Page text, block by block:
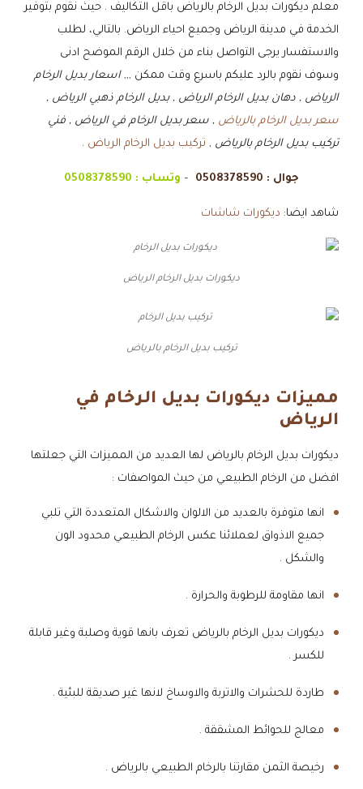
معلم ديكورات بديل الرخام بالرياض باقل التكاليف . حيث نقوم بتوفير
الخدمة في مدينة الرياض وجميع احياء الرياض. بالتالي، لطلب
والاستفسار يرجى التواصل بناء من خلال الرقم الموضح ادنى
وسوف نقوم بالرد عليكم باسرع وقت ممكن ,,, اسعار بديل الرخام
الرياض , دهان بديل الرخام الرياض , بديل الرخام ذهبي الرياض ,
سعر بديل الرخام بالرياض , سعر بديل الرخام في الرياض , فني
تركيب بديل الرخام بالرياض , تركيب بديل الرخام الرياض .
جوال : 0508378590
– وتساب : 0508378590
شاهد ايضا: ديكورات شاشات
ديكورات بديل الرخام الرياض
تركيب بديل الرخام بالرياض
مميزات ديكورات بديل الرخام في
الرياض
ديكورات بديل الرخام بالرياض لها العديد من المميزات التي جعلتها
افضل من الرخام الطبيعي من حيث المواصفات :
انها متوفرة بالعديد من الالوان والاشكال المتعددة التي تلبي
جميع الاذواق لعملائنا عكس الرخام الطبيعي محدود الون
والشكل .
انها مقاومة للرطوبة والحرارة .
ديكورات بديل الرخام بالرياض تعرف بانها قوية وصلبة وغير قابلة
للكسر .
طاردة للحشرات والاتربة والاوساخ لانها غير صديقة للبئية .
معالج للحوائط المشققة .
رخيصة الثمن مقارتنا بالرخام الطبيعي بالرياض .